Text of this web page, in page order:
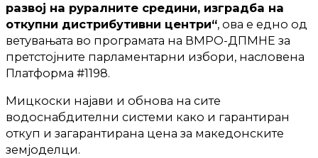
развој на руралните средини, изградба на
откупни дистрибутивни центри“, ова е едно од
ветувањата во програмата на ВМРО-ДПМНЕ за
претстојните парламентарни избори, насловена
Платформа #1198.
Мицкоски најави и обнова на сите
водоснабдителни системи како и гарантиран
откуп и загарантирана цена за македонските
земјоделци.